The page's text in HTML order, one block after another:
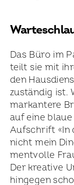
Das Büro im
teilt sie mit
den
zuständig ist.
markantere
auf eine
Aufschrift «In
nicht mein
mentvolle
Der kreative
hingegen